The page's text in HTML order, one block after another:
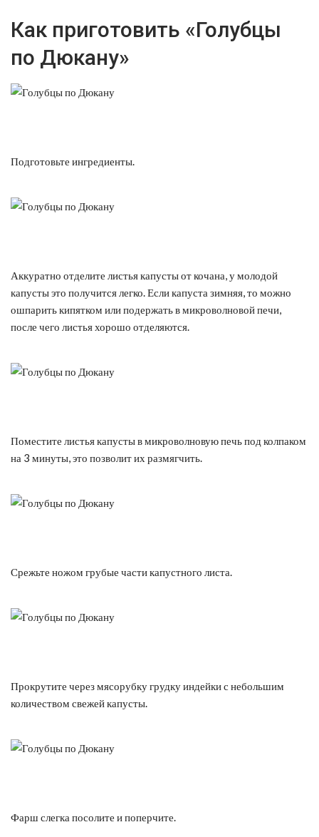
Как приготовить «Голубцы
по Дюкану»
Подготовьте ингредиенты.
Аккуратно отделите листья капусты от кочана, у молодой
капусты это получится легко. Если капуста зимняя, то можно
ошпарить кипятком или подержать в микроволновой печи,
после чего листья хорошо отделяются.
Поместите листья капусты в микроволновую печь под колпаком
на 3 минуты, это позволит их размягчить.
Срежьте ножом грубые части капустного листа.
Прокрутите через мясорубку грудку индейки с небольшим
количеством свежей капусты.
Фарш слегка посолите и поперчите.